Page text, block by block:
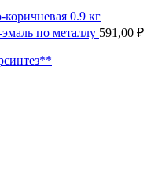
по металлу 591,00 ₽